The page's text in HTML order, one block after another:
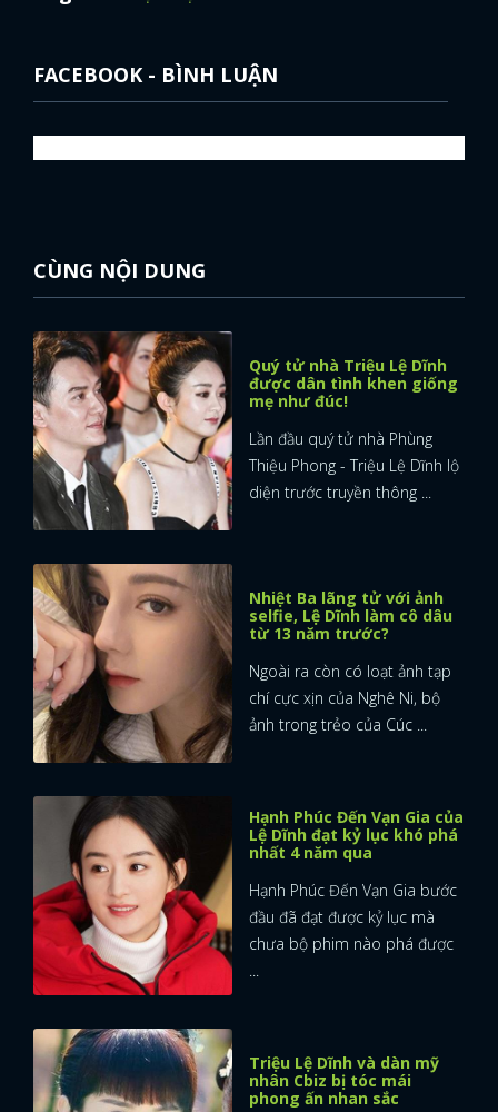
FACEBOOK - BÌNH LUẬN
CÙNG NỘI DUNG
Quý tử nhà Triệu Lệ Dĩnh
được dân tình khen giống
mẹ như đúc!
Lần đầu quý tử nhà Phùng
Thiệu Phong - Triệu Lệ Dĩnh lộ
diện trước truyền thông ...
Nhiệt Ba lãng tử với ảnh
selfie, Lệ Dĩnh làm cô dâu
từ 13 năm trước?
Ngoài ra còn có loạt ảnh tạp
chí cực xịn của Nghê Ni, bộ
ảnh trong trẻo của Cúc ...
Hạnh Phúc Đến Vạn Gia của
Lệ Dĩnh đạt kỷ lục khó phá
nhất 4 năm qua
Hạnh Phúc Đến Vạn Gia bước
đầu đã đạt được kỷ lục mà
chưa bộ phim nào phá được
Triệu Lệ Dĩnh và dàn mỹ
nhân Cbiz bị tóc mái
phong ấn nhan sắc